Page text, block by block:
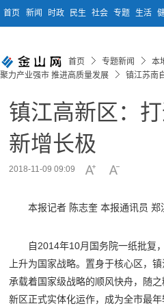
首页 新闻 时政 民生 社会 专题 生活
首页 专题新闻
本
聚力产业强市 推进高质量发展
镇江苏南
镇江高新区：
新增长极
2018-11-09 09:09
本报记者 陈志奎 本报通讯员 郑
自2014年10月国务院一纸批复
上升为国家战略。置身于核心区，
承载着国家级战略的顺风快舟，随
新区正式实体化运作，成为全市最